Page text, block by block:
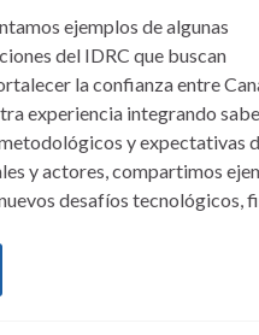
ejemplos de algunas
del IDRC que buscan
la confianza entre
experiencia integrando
y expectativas
y actores, compartimos
desafíos tecnológicos,